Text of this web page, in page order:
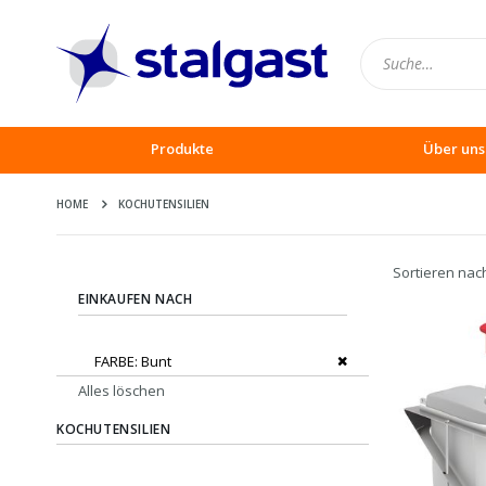
Produkte Über uns
HOME KOCHUTENSILIEN
Sortieren
EINKAUFEN NACH
FARBE Bunt
Dies entfernen
Alles löschen
KOCHUTENSILIEN